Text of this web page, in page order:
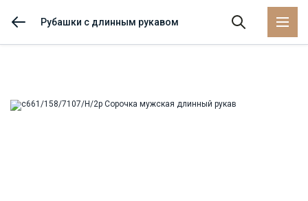
Рубашки с длинным рукавом